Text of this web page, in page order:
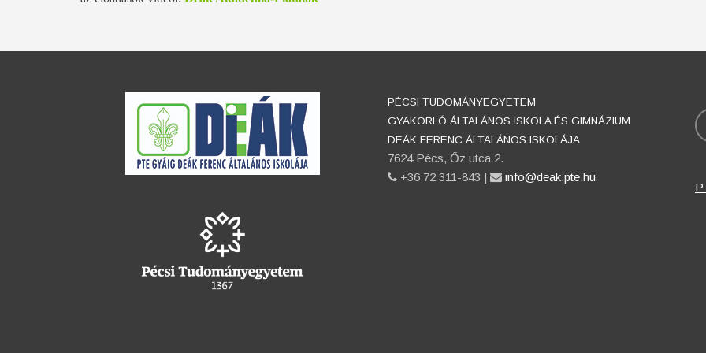
PÉCSI TUDOMÁNYEGYETEM
GYAKORLÓ ÁLTALÁNOS ISKOLA ÉS GIMNÁZIUM
DEÁK FERENC ÁLTALÁNOS ISKOLÁJA
7624 Pécs, Őz utca 2.
phone
+36 72 311-843 | email
info@deak.pte.hu